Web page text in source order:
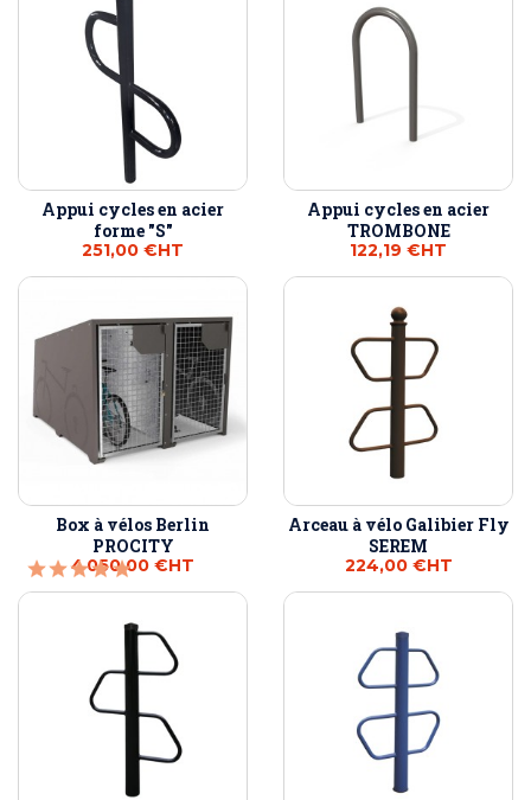
Appui cycles en acier
forme "S"
251,00 €HT
Appui cycles en acier
TROMBONE
122,19 €HT
Box à vélos Berlin
PROCITY
4 050,00 €HT
Arceau à vélo Galibier Fly
SEREM
224,00 €HT